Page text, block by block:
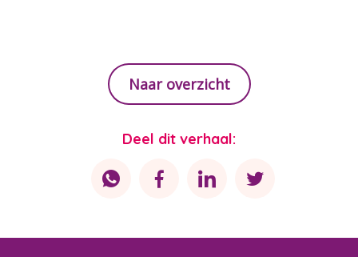
Naar overzicht
Deel dit verhaal: